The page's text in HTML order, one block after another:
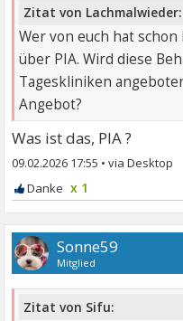
Zitat von Lachmalwieder:
Wer von euch hat
über PIA. Wird diese
Tageskliniken
Angebot?
Was ist das, PIA ?
09.02.2026 17:55 •
x 1
Sonne59
Mitglied
Zitat von Sifu: